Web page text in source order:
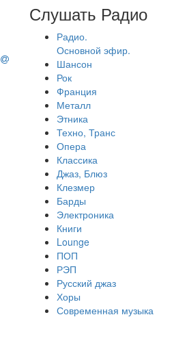
Слушать Радио
Радио.
Основной эфир.
Шансон
Рок
Франция
Металл
Этника
Техно, Транс
Опера
Классика
Джаз, Блюз
Клезмер
Барды
Электроника
Книги
Lounge
ПОП
РЭП
Русский джаз
Хоры
Современная музыка